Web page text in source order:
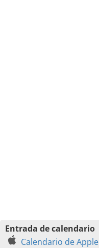
Entrada de calendario
Calendario de Apple